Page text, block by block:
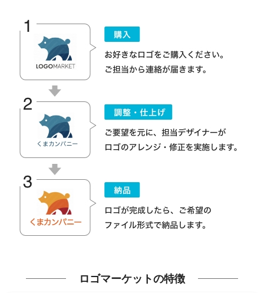
ロゴマーケットの特徴